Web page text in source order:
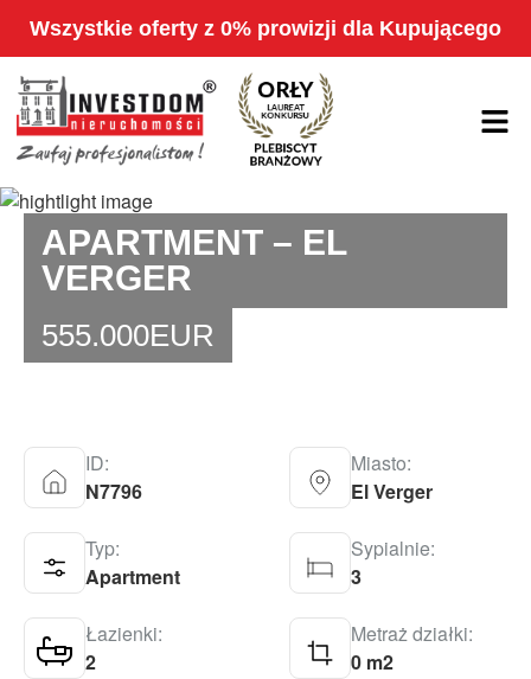
Wszystkie oferty z 0% prowizji dla Kupującego
APARTMENT – EL
VERGER
555.000EUR
ID:
N7796
Miasto:
El Verger
Typ:
Apartment
Sypialnie:
3
Łazienki:
2
Metraż działki:
0 m2